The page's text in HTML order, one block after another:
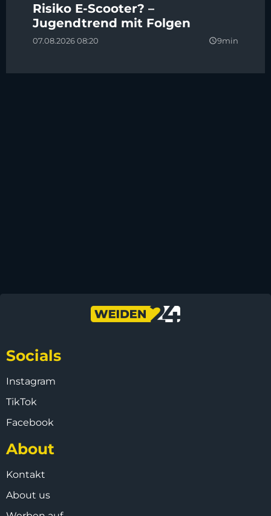
Risiko E-Scooter? –
Jugendtrend mit Folgen
07.08.2026 08:20 query_builder9min
Socials
Instagram
TikTok
Facebook
About
Kontakt
About us